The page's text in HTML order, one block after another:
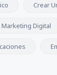
Crear
Marketing Digital